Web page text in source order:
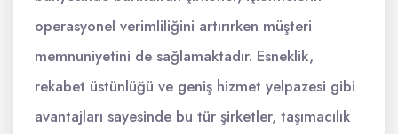
operasyonel verimliliğini artırırken müşteri
memnuniyetini de sağlamaktadır. Esneklik,
rekabet üstünlüğü ve geniş hizmet yelpazesi gibi
avantajları sayesinde bu tür şirketler, taşımacılık